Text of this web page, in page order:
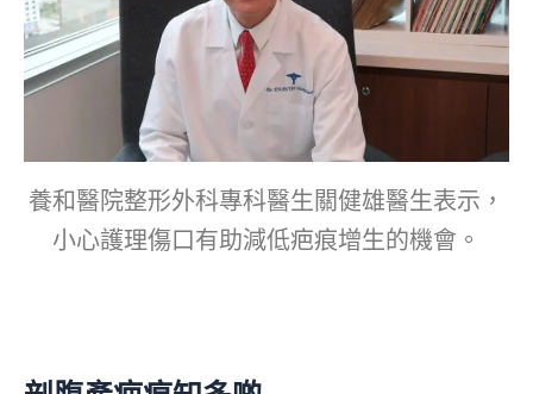
養和醫院整形外科專科醫生關健雄醫生表示，
小心護理傷口有助減低疤痕增生的機會。